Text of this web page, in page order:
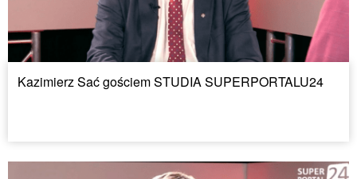
Kazimierz Sać gościem STUDIA SUPERPORTALU24